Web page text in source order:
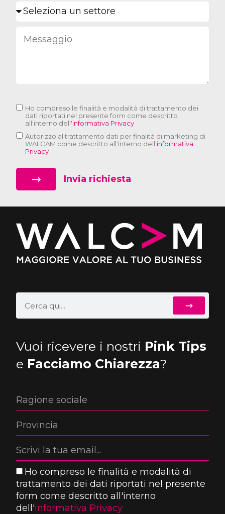
Ho compreso le finalità e modalità di trattamento dei
dati riportati nel presente form come descritto
all'interno dell'informativa Privacy
Autorizzo al trattamento dati per finalità di marketing di
WALCAM come descritto all'interno dell'informativa
Privacy
Invia richiesta
Vuoi ricevere i nostri Pink Tips
e Facciamo Chiarezza?
Ho compreso le finalità e modalità di
trattamento dei dati riportati nel presente
form come descritto all'interno
dell'informativa Privacy